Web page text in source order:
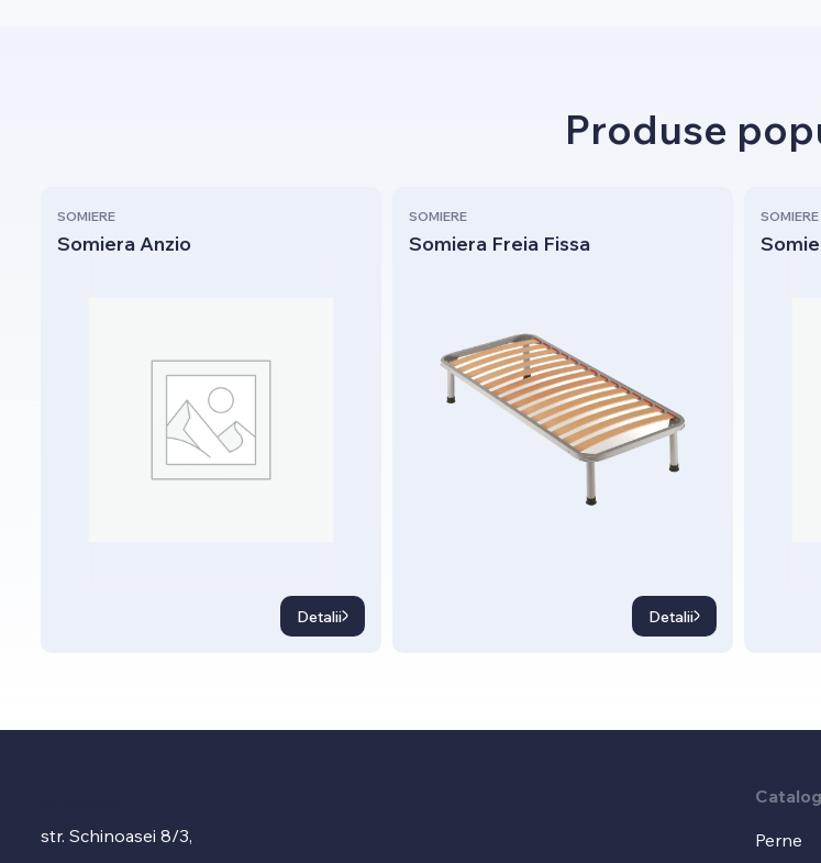
Produse
SOMIERE
Somiera Anzio
Detalii
SOMIERE
Somiera Freia Fissa
Detalii
SOMIERE
str. Schinoasei 8/3,
Catalog
Perne